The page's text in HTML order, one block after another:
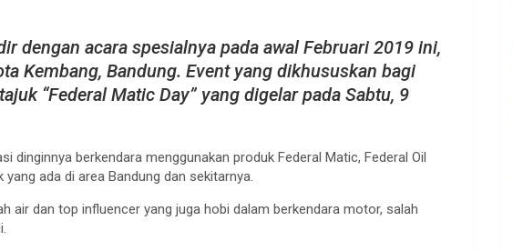
dengan acara spesialnya pada awal Februari 2019 ini,
Kembang, Bandung. Event yang dikhususkan bagi
“Federal Matic Day” yang digelar pada Sabtu, 9
dinginnya berkendara menggunakan produk Federal Matic, Federal Oil
ada di area Bandung dan sekitarnya.
air dan top influencer yang juga hobi dalam berkendara motor, salah